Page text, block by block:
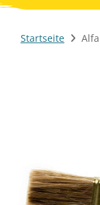
Startseite